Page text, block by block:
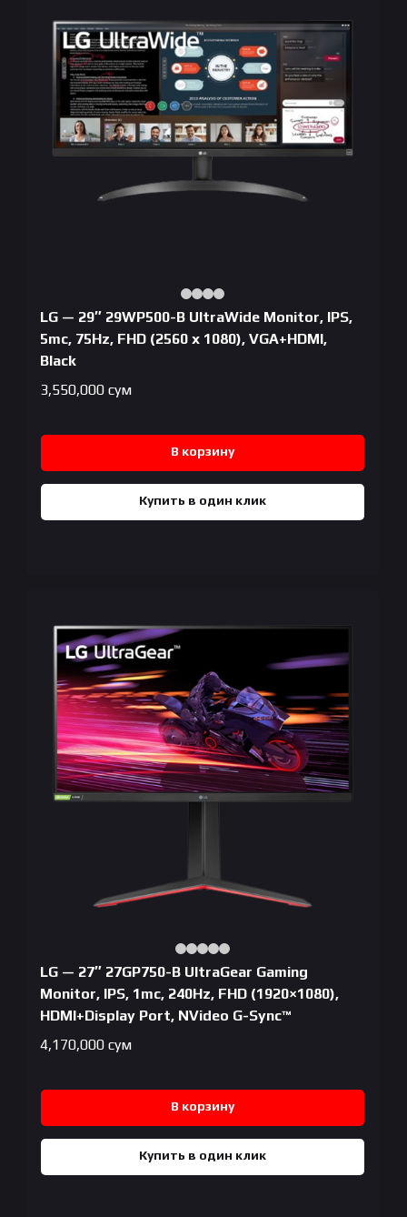
LG — 29″ 29WP500-B UltraWide Monitor, IPS,
5mc, 75Hz, FHD (2560 x 1080), VGA+HDMI,
Black
3,550,000 сум
В корзину
Купить в один клик
LG — 27″ 27GP750-B UltraGear Gaming
Monitor, IPS, 1mc, 240Hz, FHD (1920×1080),
HDMI+Display Port, NVideo G-Sync™
4,170,000 сум
В корзину
Купить в один клик